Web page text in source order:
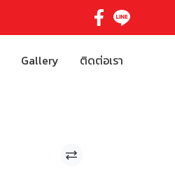
Gallery ติดต่อเรา